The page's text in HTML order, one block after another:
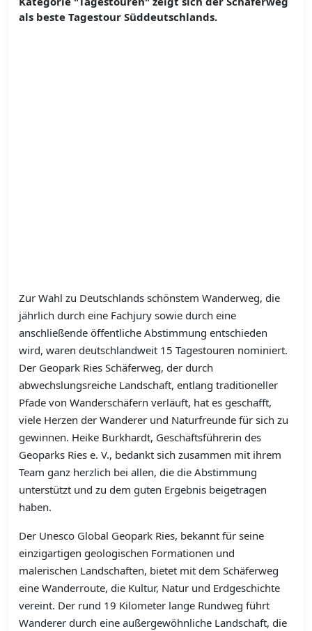
als beste Tagestour Süddeutschlands.
Zur Wahl zu Deutschlands schönstem Wanderweg, die
jährlich durch eine Fachjury sowie durch eine
anschließende öffentliche Abstimmung entschieden
wird, waren deutschlandweit 15 Tagestouren nominiert.
Der Geopark Ries Schäferweg, der durch
abwechslungsreiche Landschaft, entlang traditioneller
Pfade von Wanderschäfern verläuft, hat es geschafft,
viele Herzen der Wanderer und Naturfreunde für sich zu
gewinnen. Heike Burkhardt, Geschäftsführerin des
Geoparks Ries e. V., bedankt sich zusammen mit ihrem
Team ganz herzlich bei allen, die die Abstimmung
unterstützt und zu dem guten Ergebnis beigetragen
haben.
Der Unesco Global Geopark Ries, bekannt für seine
einzigartigen geologischen Formationen und
malerischen Landschaften, bietet mit dem Schäferweg
eine Wanderroute, die Kultur, Natur und Erdgeschichte
vereint. Der rund 19 Kilometer lange Rundweg führt
Wanderer durch eine außergewöhnliche Landschaft, die